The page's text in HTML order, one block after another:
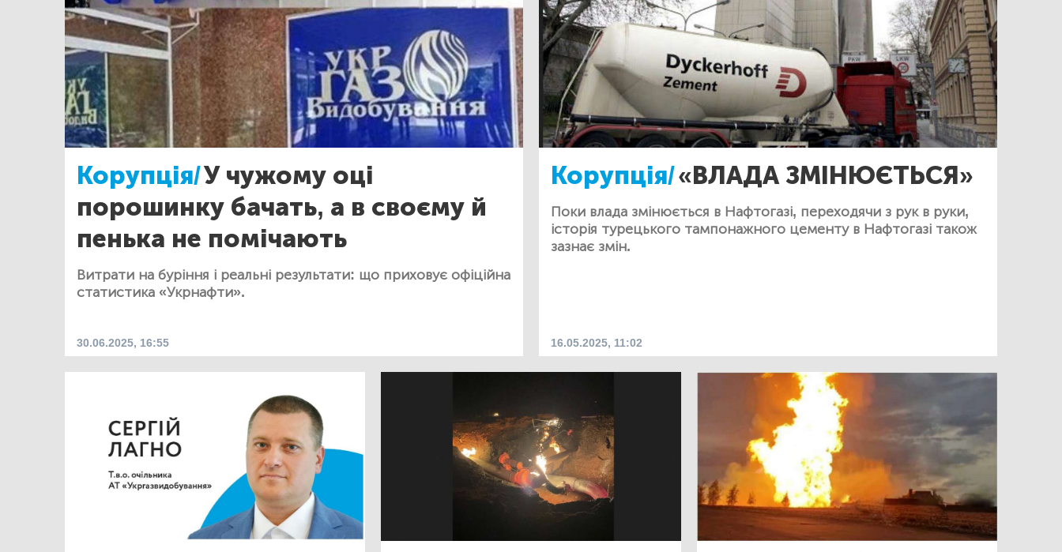
Корупція/У чужому оці
порошинку бачать, а в своєму й
пенька не помічають
Витрати на буріння і реальні результати: що приховує офіційна
статистика «Укрнафти».
30.06.2025, 16:55
Корупція/«ВЛАДА ЗМІНЮЄТЬСЯ»
Поки влада змінюється в Нафтогазі, переходячи з рук в руки,
історія турецького тампонажного цементу в Нафтогазі також
зазнає змін.
16.05.2025, 11:02